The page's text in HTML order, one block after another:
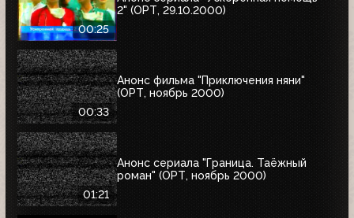
00:25
2" (ОРТ, 29.10.2000)
00:33
Анонс фильма "Приключения няни"
(ОРТ, ноябрь 2000)
01:21
Анонс сериала "Граница. Таёжный
роман" (ОРТ, ноябрь 2000)